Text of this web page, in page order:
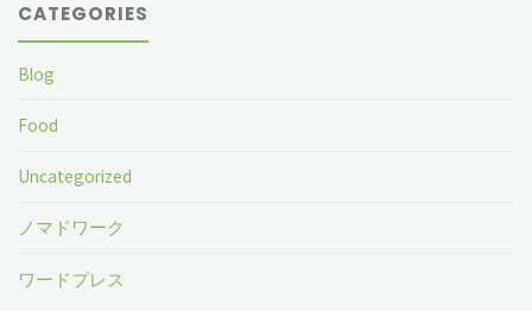
CATEGORIES
Blog
Food
Uncategorized
ノマドワーク
ワードプレス